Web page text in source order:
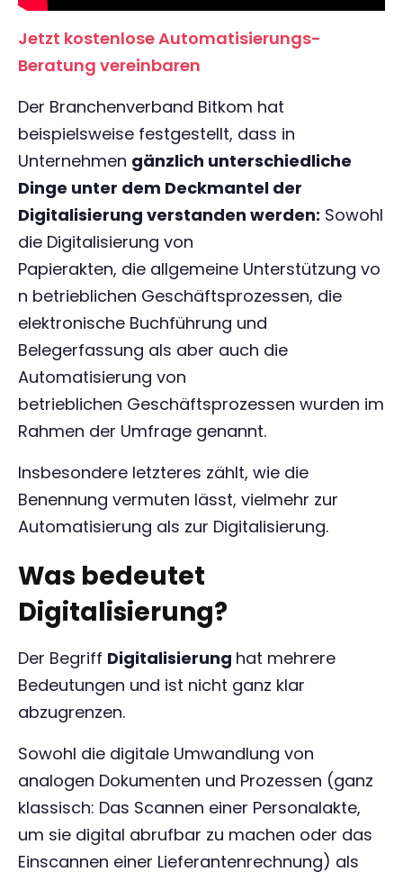
Jetzt kostenlose Automatisierungs-
Beratung vereinbaren
Der Branchenverband Bitkom hat
beispielsweise festgestellt, dass in
Unternehmen gänzlich unterschiedliche
Dinge unter dem Deckmantel der
Digitalisierung verstanden werden: Sowohl
die Digitalisierung von
Papierakten, die allgemeine Unterstützung vo
n betrieblichen Geschäftsprozessen, die
elektronische Buchführung und
Belegerfassung als aber auch die
Automatisierung von
betrieblichen Geschäftsprozessen wurden im
Rahmen der Umfrage genannt.
Insbesondere letzteres zählt, wie die
Benennung vermuten lässt, vielmehr zur
Automatisierung als zur Digitalisierung.
Was bedeutet
Digitalisierung?
Der Begriff Digitalisierung hat mehrere
Bedeutungen und ist nicht ganz klar
abzugrenzen.
Sowohl die digitale Umwandlung von
analogen Dokumenten und Prozessen (ganz
klassisch: Das Scannen einer Personalakte,
um sie digital abrufbar zu machen oder das
Einscannen einer Lieferantenrechnung) als